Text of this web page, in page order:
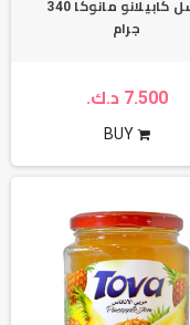
عسل كابيلانو مانوكا 340
جرام
7.500 د.ك.
BUY